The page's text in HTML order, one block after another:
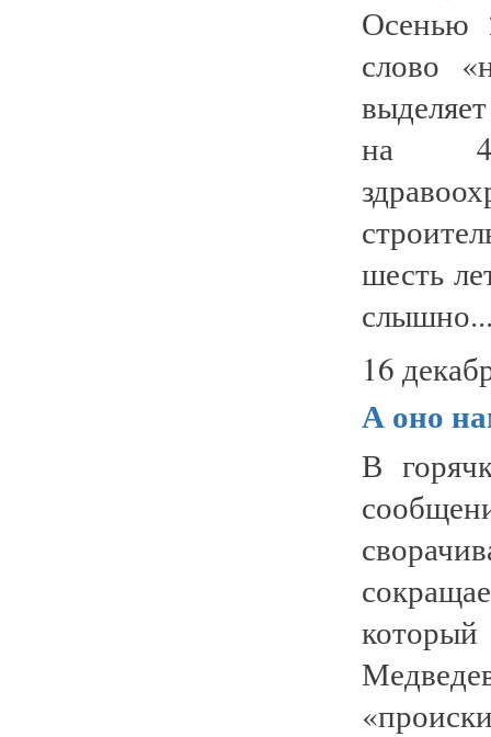
Осенью
слово
на 4
шесть
16
А оно
В